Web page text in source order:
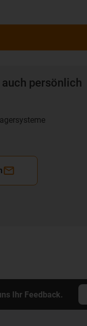
persönlich
Ihr Feedback.